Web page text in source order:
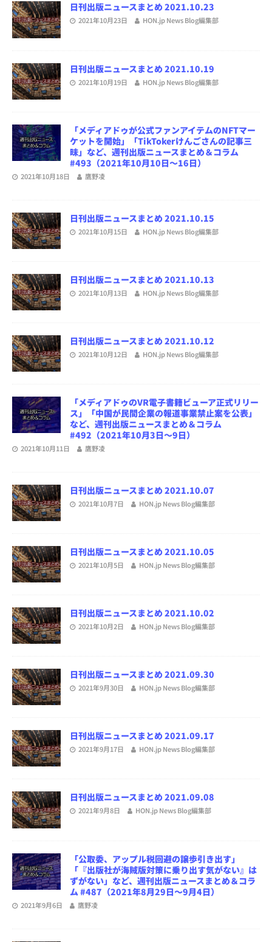
日刊出版ニュースまとめ 2021.10.23
2021年10月23日 HON.jp News Blog編集部
日刊出版ニュースまとめ 2021.10.19
2021年10月19日 HON.jp News Blog編集部
「メディアドゥが公式ファンアイテムのNFTマー
ケットを開始」「TikTokerけんごさんの記事三
昧」など、週刊出版ニュースまとめ＆コラム
#493（2021年10月10日～16日）
2021年10月18日 鷹野凌
日刊出版ニュースまとめ 2021.10.15
2021年10月15日 HON.jp News Blog編集部
日刊出版ニュースまとめ 2021.10.13
2021年10月13日 HON.jp News Blog編集部
日刊出版ニュースまとめ 2021.10.12
2021年10月12日 HON.jp News Blog編集部
「メディアドゥのVR電子書籍ビューア正式リリー
ス」「中国が民間企業の報道事業禁止案を公表」
など、週刊出版ニュースまとめ＆コラム
#492（2021年10月3日～9日）
2021年10月11日 鷹野凌
日刊出版ニュースまとめ 2021.10.07
2021年10月7日 HON.jp News Blog編集部
日刊出版ニュースまとめ 2021.10.05
2021年10月5日 HON.jp News Blog編集部
日刊出版ニュースまとめ 2021.10.02
2021年10月2日 HON.jp News Blog編集部
日刊出版ニュースまとめ 2021.09.30
2021年9月30日 HON.jp News Blog編集部
日刊出版ニュースまとめ 2021.09.17
2021年9月17日 HON.jp News Blog編集部
日刊出版ニュースまとめ 2021.09.08
2021年9月8日 HON.jp News Blog編集部
「公取委、アップル税回避の譲歩引き出す」
「『出版社が海賊版対策に乗り出す気がない』は
ずがない」など、週刊出版ニュースまとめ＆コラ
ム #487（2021年8月29日～9月4日）
2021年9月6日 鷹野凌